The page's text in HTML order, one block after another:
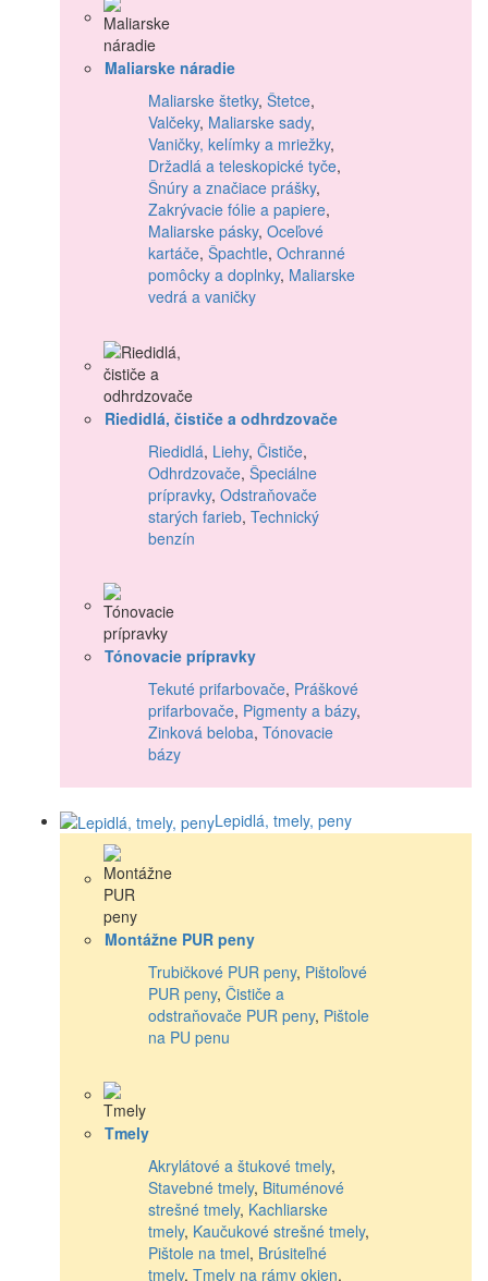
Maliarske náradie
Maliarske štetky, Štetce,
Valčeky, Maliarske sady,
Vaničky, kelímky a mriežky,
Držadlá a teleskopické tyče,
Šnúry a značiace prášky,
Zakrývacie fólie a papiere,
Maliarske pásky, Oceľové
kartáče, Špachtle, Ochranné
pomôcky a doplnky, Maliarske
vedrá a vaničky
Riedidlá, čističe a odhrdzovače
Riedidlá, Liehy, Čističe,
Odhrdzovače, Špeciálne
prípravky, Odstraňovače
starých farieb, Technický
benzín
Tónovacie prípravky
Tekuté prifarbovače, Práškové
prifarbovače, Pigmenty a bázy,
Zinková beloba, Tónovacie
bázy
Lepidlá, tmely, peny
Montážne PUR peny
Trubičkové PUR peny, Pištoľové
PUR peny, Čističe a
odstraňovače PUR peny, Pištole
na PU penu
Tmely
Akrylátové a štukové tmely,
Stavebné tmely, Bituménové
strešné tmely, Kachliarske
tmely, Kaučukové strešné tmely,
Pištole na tmel, Brúsiteľné
tmely, Tmely na rámy okien,